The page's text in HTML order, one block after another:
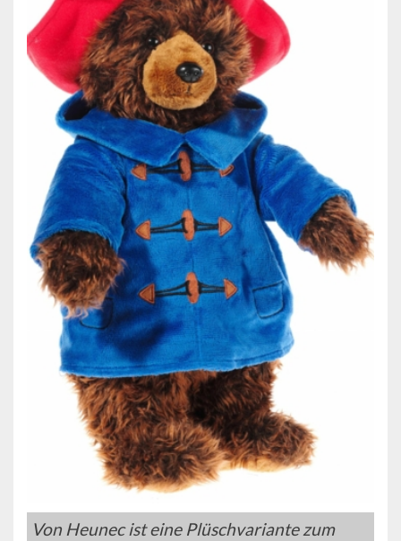
Von Heunec ist eine Plüschvariante zum